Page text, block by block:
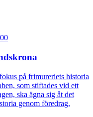
på frimureriets historia
som stiftades vid ett
ska ägna sig åt det
genom föredrag,